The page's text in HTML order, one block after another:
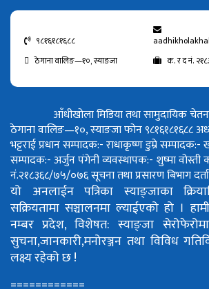
९८१६१८१६८८
ठेगाना वालिङ—१०, स्याङजा
क. र द नं.
आँधीखोला मिडिया तथा सामुदायिक
ठेगाना वालिङ—१०, स्याङजा फोन ९८१६१८१६८८
भट्टराईप्रधान सम्पादक:- राधाकृष्ण डुम्रेसम्पादक:-
सम्पादक:- अर्जुन पंगेनीव्यवस्थापक:- शुष्मा वोस्ती
नं.२१८३६८/७५/०७६सूचना तथा प्रसारण बिभाग
यो अनलाईन पत्रिका स्याङ्जाका
सक्रियतामा सञ्चालनमा ल्याईएको हो ।
नम्बर प्रदेश, विशेषत: स्याङ्जा
सुचना,जानकारी,मनोरञ्जन तथा विविध
लक्ष्य रहेको छ !